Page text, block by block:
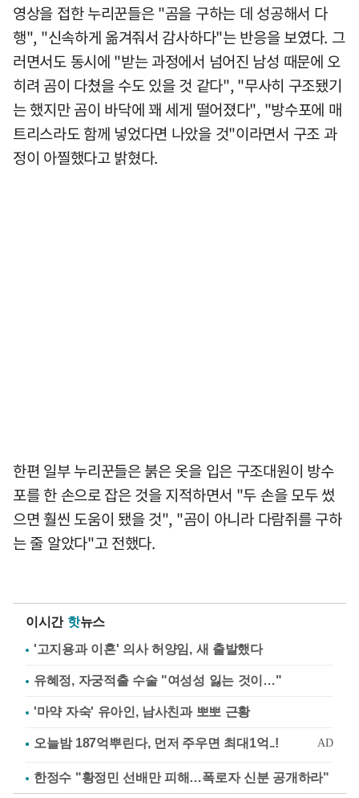
영상을 접한 누리꾼들은 "곰을 구하는 데 성공해서 다
행", "신속하게 옮겨줘서 감사하다"는 반응을 보였다. 그
러면서도 동시에 "받는 과정에서 넘어진 남성 때문에 오
히려 곰이 다쳤을 수도 있을 것 같다", "무사히 구조됐기
는 했지만 곰이 바닥에 꽤 세게 떨어졌다", "방수포에 매
트리스라도 함께 넣었다면 나았을 것"이라면서 구조 과
정이 아찔했다고 밝혔다.
한편 일부 누리꾼들은 붉은 옷을 입은 구조대원이 방수
포를 한 손으로 잡은 것을 지적하면서 "두 손을 모두 썼
으면 훨씬 도움이 됐을 것", "곰이 아니라 다람쥐를 구하
는 줄 알았다"고 전했다.
이시간 핫뉴스
'고지용과 이혼' 의사 허양임, 새 출발했다
유혜정, 자궁적출 수술 "여성성 잃는 것이…"
'마약 자숙' 유아인, 남사친과 뽀뽀 근황
한정수 "황정민 선배만 피해…폭로자 신분 공개하라"